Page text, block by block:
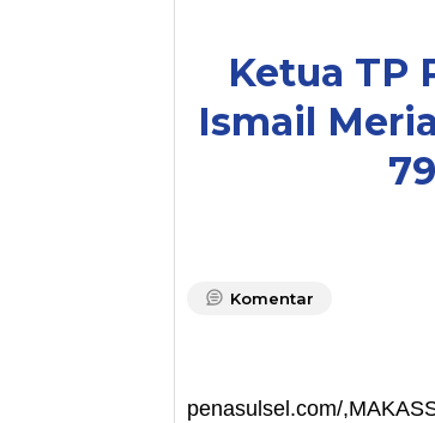
Ketua TP
Ismail
Komentar
penasulsel.com/